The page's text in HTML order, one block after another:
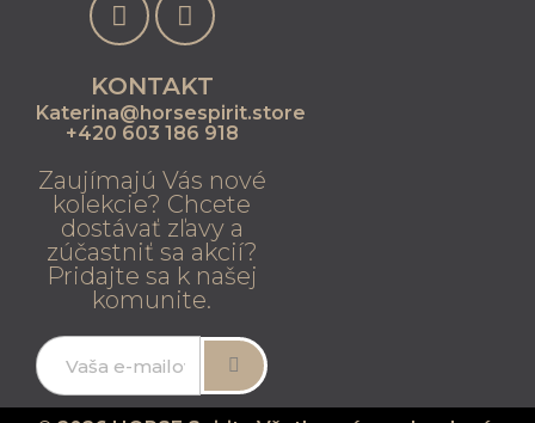
KONTAKT
Katerina@horsespirit.store
+420 603 186 918
Zaujímajú Vás nové
kolekcie? Chcete
dostávať zľavy a
zúčastniť sa akcií?
Pridajte sa k našej
komunite.